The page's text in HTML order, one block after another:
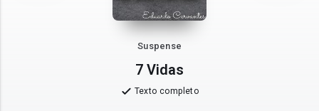
Suspense
7 Vidas
Texto completo